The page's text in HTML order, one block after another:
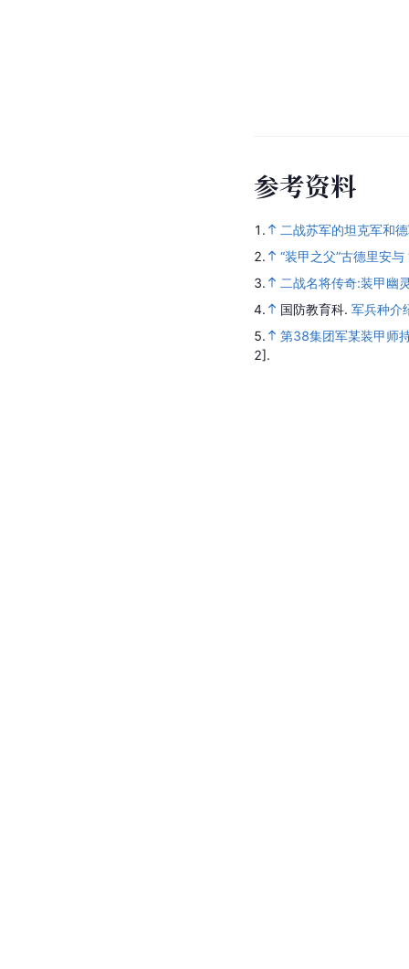
参考资料
1.
二战苏军的坦克军和
2.
“装甲之父”古德里安
3.
二战名将传奇:装甲幽
4.
国防教育科. 军兵种介
5.
第38集团军某装甲师
2].